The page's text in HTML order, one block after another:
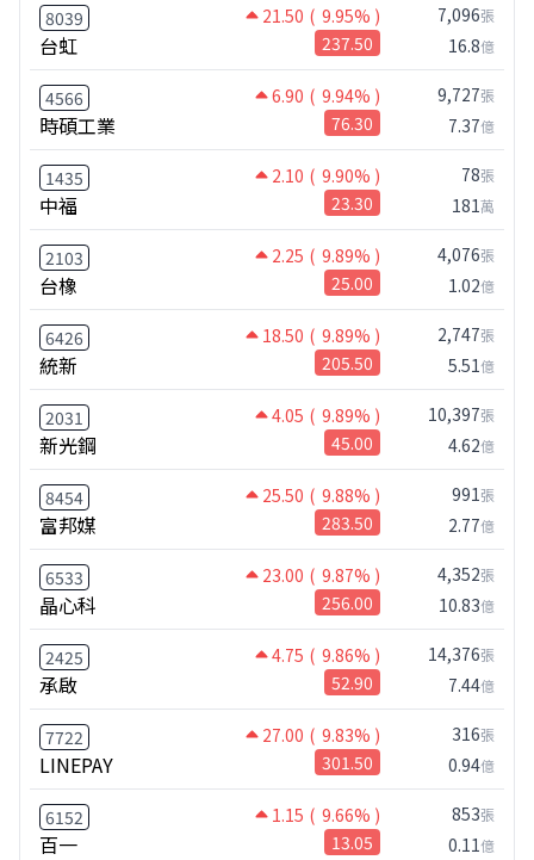
8039 21.50 ( 9.95% )
台虹 237.50
7,096張
16.8億
4566 6.90 ( 9.94% )
時碩工業 76.30
9,727張
7.37億
1435 2.10 ( 9.90% )
中福 23.30
78張
181萬
2103 2.25 ( 9.89% )
台橡 25.00
4,076張
1.02億
6426 18.50 ( 9.89% )
統新 205.50
2,747張
5.51億
2031 4.05 ( 9.89% )
新光鋼 45.00
10,397張
4.62億
8454 25.50 ( 9.88% )
富邦媒 283.50
991張
2.77億
6533 23.00 ( 9.87% )
晶心科 256.00
4,352張
10.83億
2425 4.75 ( 9.86% )
承啟 52.90
14,376張
7.44億
7722 27.00 ( 9.83% )
LINEPAY 301.50
316張
0.94億
6152 1.15 ( 9.66% )
百一 13.05
853張
0.11億